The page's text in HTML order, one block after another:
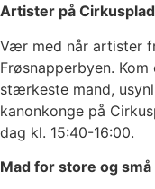
Artister på
Vær med når artister
Frøsnapperbyen.
stærkeste mand,
kanonkonge på
dag kl. 15:40-16:00.
Mad for store og små